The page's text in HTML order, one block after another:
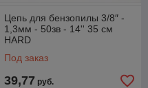
Цепь для бензопилы 3/8″ -
1,3мм - 50зв - 14'' 35 см
HARD
Под заказ
39,77 руб.